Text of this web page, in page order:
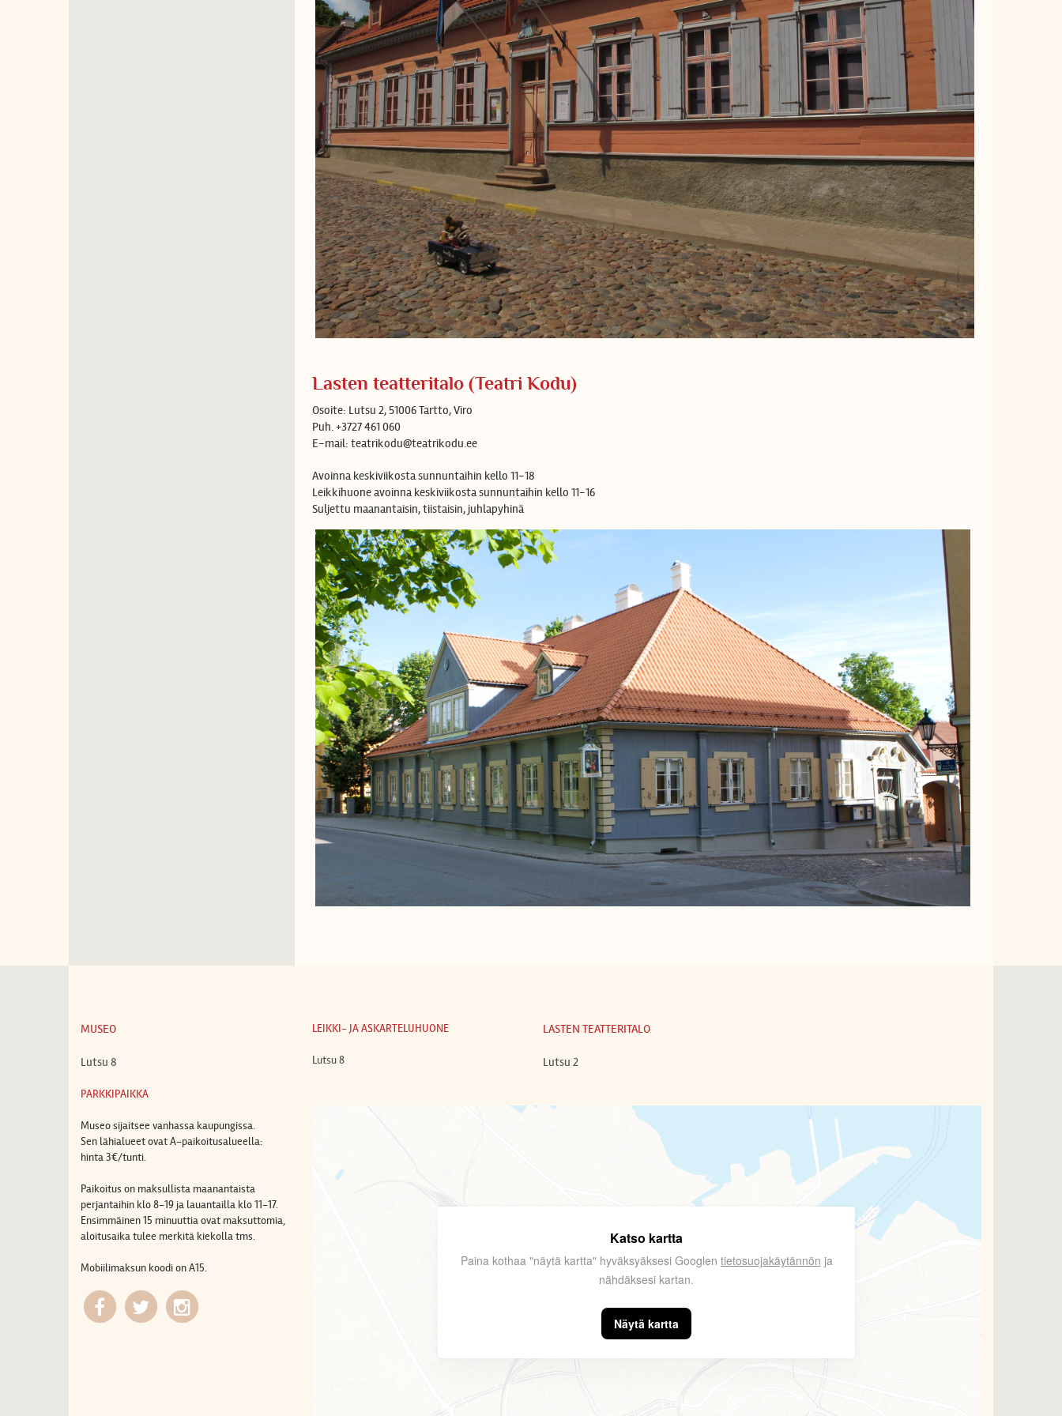
Lasten teatteritalo (Teatri Kodu)
Osoite: Lutsu 2, 51006 Tartto, Viro
Puh. +3727 461 060
E-mail: teatrikodu@teatrikodu.ee
Avoinna keskiviikosta sunnuntaihin kello 11-18
Leikkihuone avoinna keskiviikosta sunnuntaihin kello 11-16
Suljettu maanantaisin, tiistaisin, juhlapyhinä
MUSEO
Lutsu 8
LEIKKI- JA ASKARTELUHUONE
Lutsu 8
LASTEN TEATTERITALO
Lutsu 2
Katso kartta
Paina kothaa "näytä kartta" hyväksyäksesi Googlen tietosuojakäytännön ja
nähdäksesi kartan.
Näytä kartta
PARKKIPAIKKA
Museo sijaitsee vanhassa kaupungissa.
Sen lähialueet ovat A-paikoitusalueella:
hinta 3€/tunti.
Paikoitus on maksullista maanantaista
perjantaihin klo 8-19 ja lauantailla klo 11-17.
Ensimmäinen 15 minuuttia ovat maksuttomia,
aloitusaika tulee merkitä kiekolla tms.
Mobiilimaksun koodi on A15.